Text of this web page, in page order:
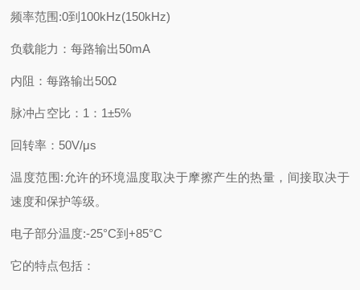
频率范围:0到100kHz(150kHz)
负载能力：每路输出50mA
内阻：每路输出50Ω
脉冲占空比：1：1±5%
回转率：50V/μs
温度范围:允许的环境温度取决于摩擦产生的热量，间接取决于
速度和保护等级。
电子部分温度:-25°C到+85°C
它的特点包括：